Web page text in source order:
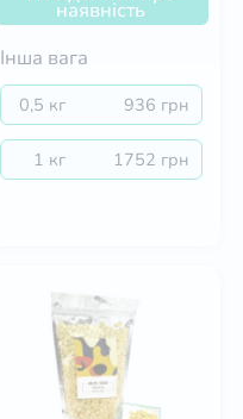
наявність
Інша вага
0,5 кг 936 грн
1 кг 1752 грн